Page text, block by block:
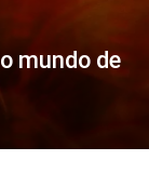
mundo de